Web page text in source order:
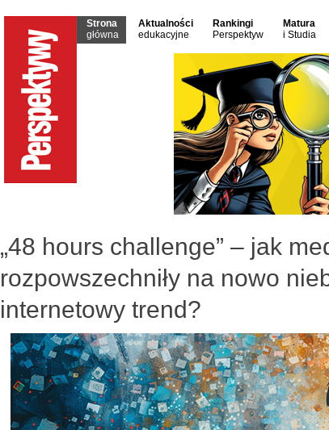
Strona
główna
Aktualności
edukacyjne
Rankingi
Perspektyw
Matura
i Studia
„48 hours challenge” – jak
rozpowszechniły na nowo
internetowy trend?